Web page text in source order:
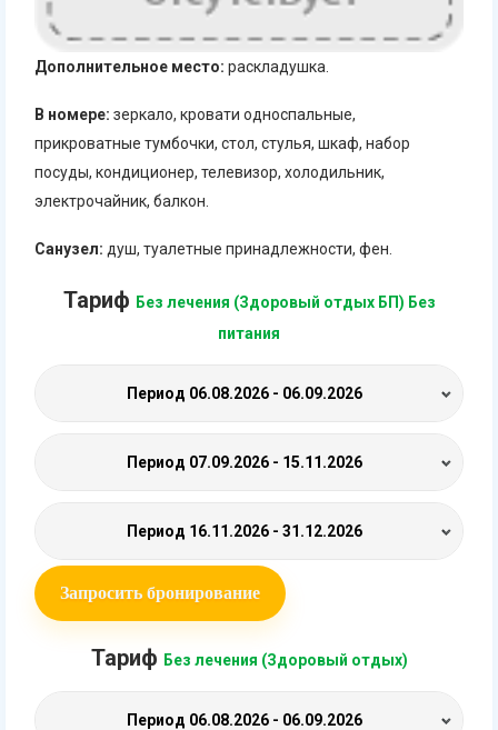
Дополнительное место: раскладушка.
В номере: зеркало, кровати односпальные,
прикроватные тумбочки, стол, стулья, шкаф, набор
посуды, кондиционер, телевизор, холодильник,
электрочайник, балкон.
Санузел: душ, туалетные принадлежности, фен.
Тариф Без лечения (Здоровый отдых БП) Без
питания
Период 06.08.2026 - 06.09.2026
Период 07.09.2026 - 15.11.2026
Период 16.11.2026 - 31.12.2026
Запросить бронирование
Тариф Без лечения (Здоровый отдых)
Период 06.08.2026 - 06.09.2026